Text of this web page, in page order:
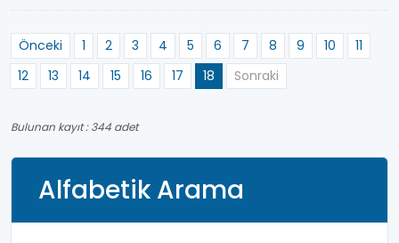
Önceki 1 2 3 4 5 6 7 8 9 10
11
12
13 14 15 16 17 18 Sonraki
Bulunan kayıt : 344 adet
Alfabetik Arama